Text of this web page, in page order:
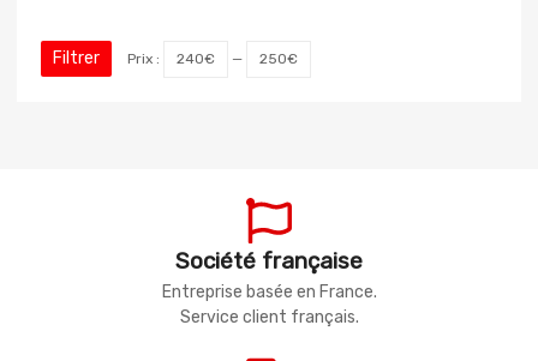
Filtrer Prix : 240€ — 250€
Société française
Entreprise basée en France.
Service client français.